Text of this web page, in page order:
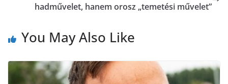
k
e
g
hadművelet, hanem orosz „temetési művelet”
You May Also Like